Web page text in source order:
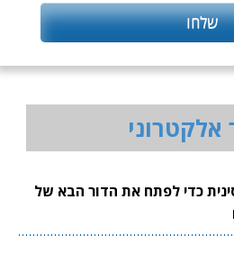
אלקטרוני
כדי לפתח את הדור הבא של